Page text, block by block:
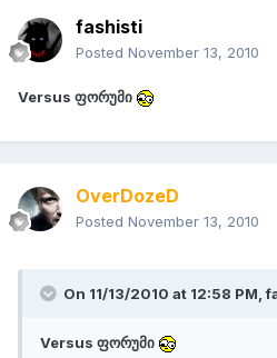
fashisti
Posted November 13, 2010
Versus ფორუმი
OverDozeD
Posted November 13, 2010
On 11/13/2010 at 12:58 PM,
Versus ფორუმი